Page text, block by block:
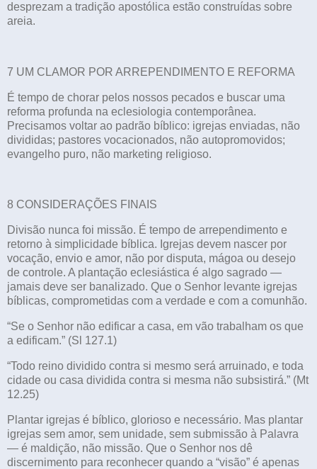
desprezam a tradição apostólica estão construídas sobre
areia.
7 UM CLAMOR POR ARREPENDIMENTO E REFORMA
É tempo de chorar pelos nossos pecados e buscar uma
reforma profunda na eclesiologia contemporânea.
Precisamos voltar ao padrão bíblico: igrejas enviadas, não
divididas; pastores vocacionados, não autopromovidos;
evangelho puro, não marketing religioso.
8 CONSIDERAÇÕES FINAIS
Divisão nunca foi missão. É tempo de arrependimento e
retorno à simplicidade bíblica. Igrejas devem nascer por
vocação, envio e amor, não por disputa, mágoa ou desejo
de controle. A plantação eclesiástica é algo sagrado —
jamais deve ser banalizado. Que o Senhor levante igrejas
bíblicas, comprometidas com a verdade e com a comunhão.
“Se o Senhor não edificar a casa, em vão trabalham os que
a edificam.” (Sl 127.1)
“Todo reino dividido contra si mesmo será arruinado, e toda
cidade ou casa dividida contra si mesma não subsistirá.” (Mt
12.25)
Plantar igrejas é bíblico, glorioso e necessário. Mas plantar
igrejas sem amor, sem unidade, sem submissão à Palavra
— é maldição, não missão. Que o Senhor nos dê
discernimento para reconhecer quando a “visão” é apenas